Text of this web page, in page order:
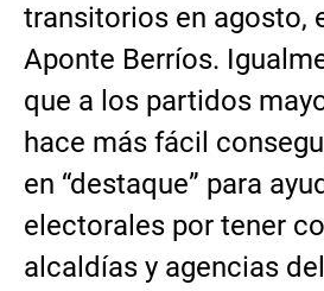
transitorios en agosto,
Aponte Berríos.
que a los partidos
hace más fácil
en “destaque” para
electorales por tener
alcaldías y agencias